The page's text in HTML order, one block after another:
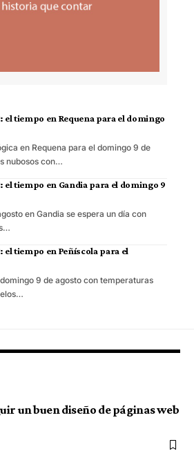
el tiempo en Requena para el domingo
en Requena para el domingo 9 de
nubosos con…
el tiempo en Gandia para el domingo 9
en Gandia se espera un día con
el tiempo en Peñíscola para el
9 de agosto con temperaturas
un buen diseño de páginas web